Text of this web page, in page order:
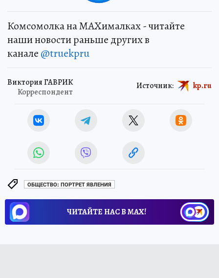
Комсомолка на MAXималках - читайте
наши новости раньше других в
канале @truekpru
Виктория ГАВРИК
Корреспондент
Источник: kp.ru
ОБЩЕСТВО: ПОРТРЕТ ЯВЛЕНИЯ
ЧИТАЙТЕ НАС В МАХ!